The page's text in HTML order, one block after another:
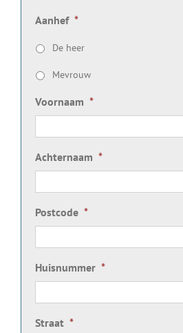
Aanhef *
De heer
Mevrouw
Voornaam *
Achternaam *
Postcode *
Huisnummer *
Straat *